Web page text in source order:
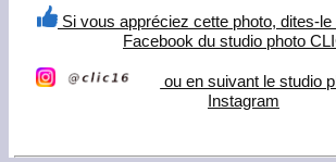
Si vous appréciez cette photo, dites-
Facebook du studio photo
ou en suivant le studio
Instagram